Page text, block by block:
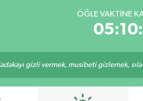
ÖĞLE VAKTINE
gizli vermek, musibeti gizlemek,